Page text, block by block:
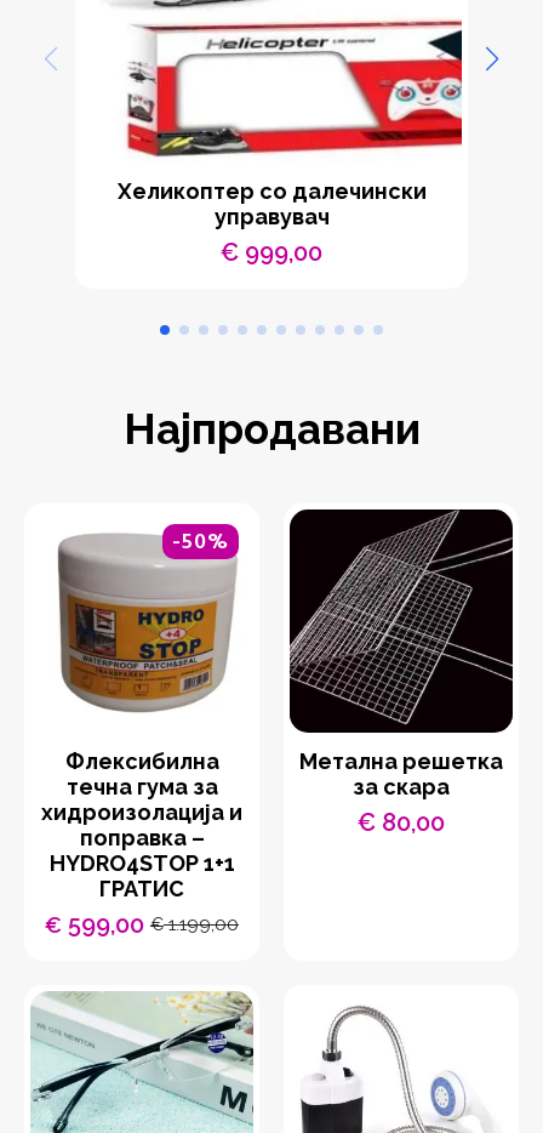
Хеликоптер со далечински
управувач
€ 999,00
Најпродавани
-50%
Флексибилна
течна гума за
хидроизолација и
поправка –
HYDRO4STOP 1+1
ГРАТИС
€1.199,00
Original
was:
€ 1.199,00.
€ 599,00Current
is:
€ 599,00.
Метална решетка
за скара
€ 80,00